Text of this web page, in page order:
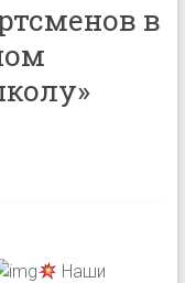
в
Наши